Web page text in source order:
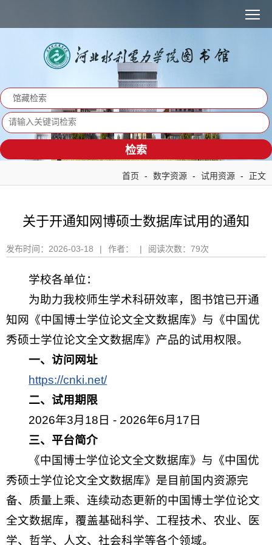
馆藏检索
站内检索
首页 - 数字资源 - 试用资源 - 正文
关于开通知网博硕士数据库试用的通知
发布时间： 2026-03-18 | 作者： | 阅读次数： 79次
学校各单位：
为助力我校师生学术科研效率，图书馆已开通
知网《中国博士学位论文全文数据库》与《中国优
秀硕士学位论文全文数据库》产品的试用权限。
一、访问网址
https://cnki.net/
二、试用期限
2026年3月18日 - 2026年6月17日
三、平台简介
《中国博士学位论文全文数据库》与《中国优
秀硕士学位论文全文数据库》是目前国内资源完
备、质量上乘、连续动态更新的中国博士学位论文
全文数据库，覆盖基础科学、工程技术、农业、医
学、哲学、人文、社会科学等各个领域。